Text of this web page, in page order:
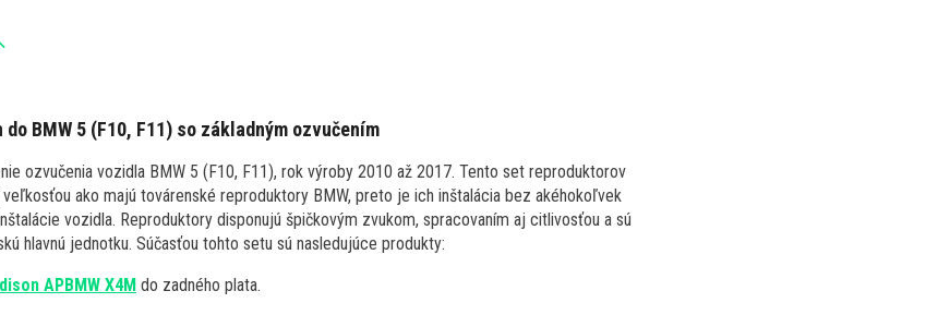
BMW 5 (F10, F11) so základným ozvučením
ozvučenia vozidla BMW 5 (F10, F11), rok výroby 2010 až 2017. Tento set reproduktorov
ako majú továrenské reproduktory BMW, preto je ich inštalácia bez akéhokoľvek
vozidla. Reproduktory disponujú špičkovým zvukom, spracovaním aj citlivosťou a sú
hlavnú jednotku. Súčasťou tohto setu sú nasledujúce produkty:
APBMW X4M do zadného plata.